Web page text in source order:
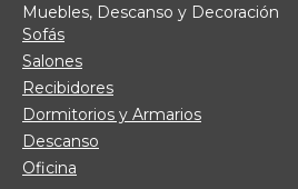
Muebles, Descanso y Decoración
Sofás
Salones
Recibidores
Dormitorios y Armarios
Descanso
Oficina